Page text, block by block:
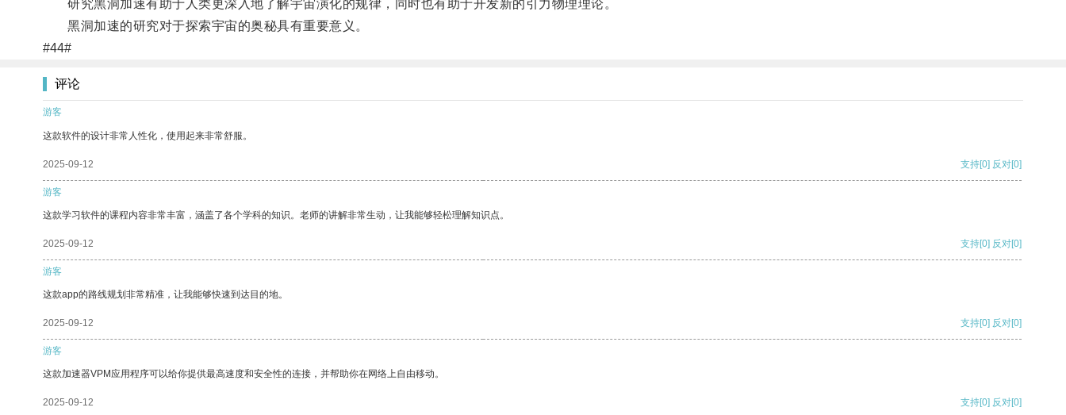
研究黑洞加速有助于人类更深入地了解宇宙演化的规律，同时也有助于开发新的引力物理理论。
黑洞加速的研究对于探索宇宙的奥秘具有重要意义。
#44#
评论
游客
这款软件的设计非常人性化，使用起来非常舒服。
2025-09-12 支持[0] 反对[0]
游客
这款学习软件的课程内容非常丰富，涵盖了各个学科的知识。老师的讲解非常生动，让我能够轻松理解知识点。
2025-09-12 支持[0] 反对[0]
游客
这款app的路线规划非常精准，让我能够快速到达目的地。
2025-09-12 支持[0] 反对[0]
游客
这款加速器VPM应用程序可以给你提供最高速度和安全性的连接，并帮助你在网络上自由移动。
2025-09-12 支持[0] 反对[0]